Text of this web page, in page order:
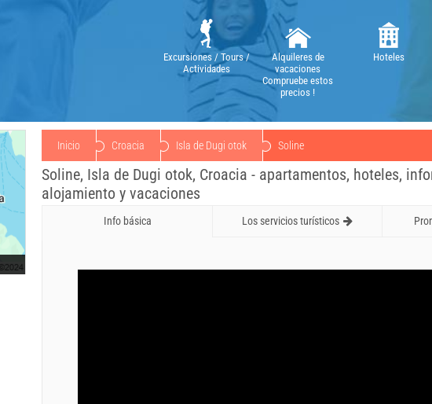
Excursiones / Tours /
Actividades
Alquileres de
vacaciones
Compruebe estos
precios !
Hoteles
Inicio Croacia Isla de Dugi otok Soline
Soline, Isla de Dugi otok, Croacia - apartamentos, hoteles,
alojamiento y vacaciones
Info básica Los servicios turísticos